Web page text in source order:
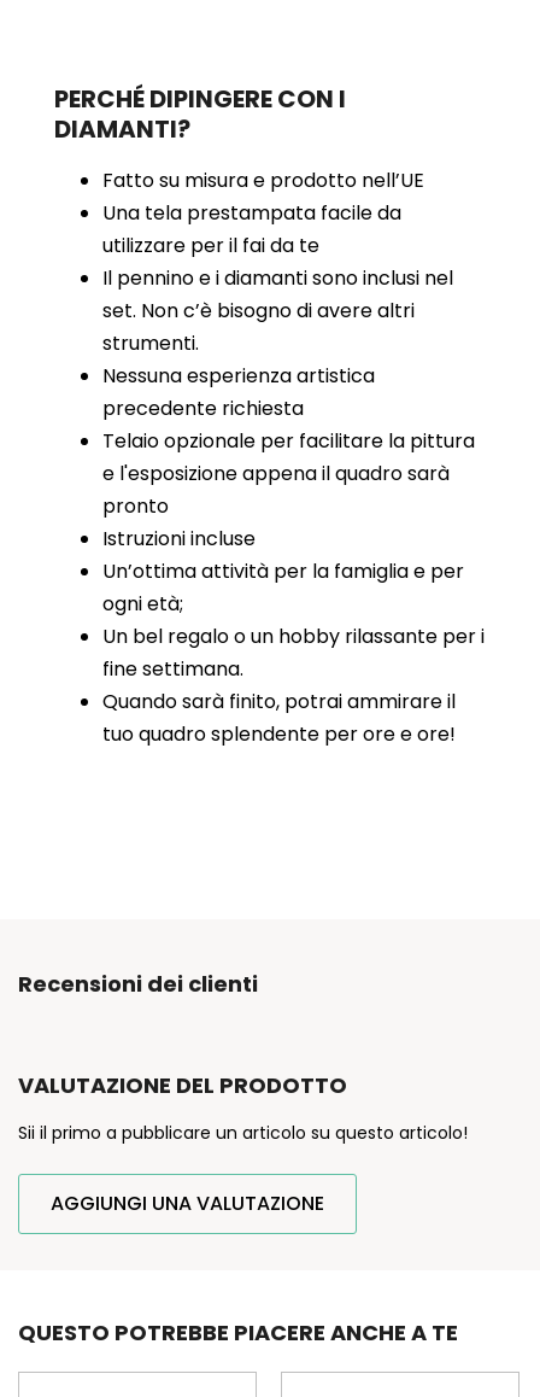
PERCHÉ DIPINGERE CON I
DIAMANTI?
Fatto su misura e prodotto nell’UE
Una tela prestampata facile da
utilizzare per il fai da te
Il pennino e i diamanti sono inclusi nel
set. Non c’è bisogno di avere altri
strumenti.
Nessuna esperienza artistica
precedente richiesta
Telaio opzionale per facilitare la pittura
e l'esposizione appena il quadro sarà
pronto
Istruzioni incluse
Un’ottima attività per la famiglia e per
ogni età;
Un bel regalo o un hobby rilassante per i
fine settimana.
Quando sarà finito, potrai ammirare il
tuo quadro splendente per ore e ore!
Recensioni dei clienti
VALUTAZIONE DEL PRODOTTO
Sii il primo a pubblicare un articolo su questo articolo!
AGGIUNGI UNA VALUTAZIONE
QUESTO POTREBBE PIACERE ANCHE A TE